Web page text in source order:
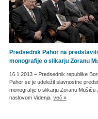
Predsednik Pahor na
monografije o slikarju Zoranu
16.1.2013 – Predsednik republike
Pahor se je udeležil slavnostne
monografije o slikarju Zoranu Mušiču
naslovom Videnja. več »